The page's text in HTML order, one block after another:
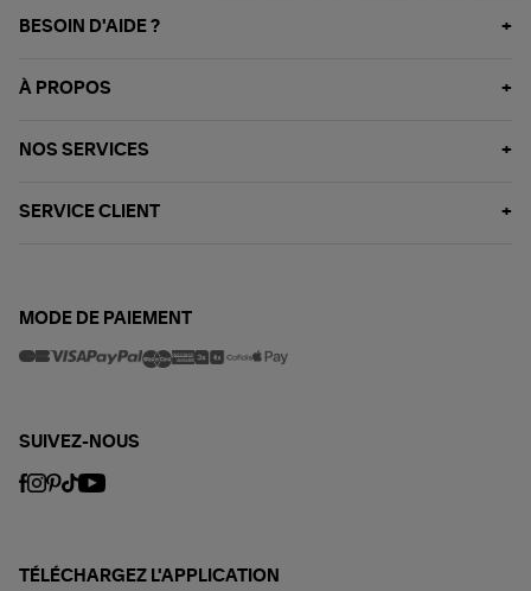
BESOIN D'AIDE ?
À PROPOS
NOS SERVICES
SERVICE CLIENT
MODE DE PAIEMENT
SUIVEZ-NOUS
TÉLÉCHARGEZ L'APPLICATION